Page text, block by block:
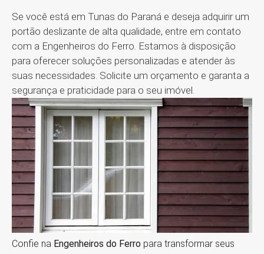
Se você está em Tunas do Paraná e deseja adquirir um
portão deslizante de alta qualidade, entre em contato
com a Engenheiros do Ferro. Estamos à disposição
para oferecer soluções personalizadas e atender às
suas necessidades. Solicite um orçamento e garanta a
segurança e praticidade para o seu imóvel.
Confie na Engenheiros do Ferro para transformar seus